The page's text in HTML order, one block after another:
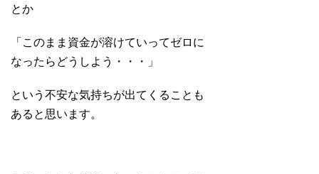
とか
「このまま資金が溶けていってゼロに
なったらどうしよう・・・」
という不安な気持ちが出てくることも
あると思います。